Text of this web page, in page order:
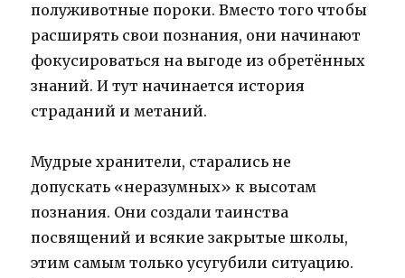
полуживотные пороки. Вместо того чтобы
расширять свои познания, они начинают
фокусироваться на выгоде из обретённых
знаний. И тут начинается история
страданий и метаний.
Мудрые хранители, старались не
допускать «неразумных» к высотам
познания. Они создали таинства
посвящений и всякие закрытые школы,
этим самым только усугубили ситуацию.